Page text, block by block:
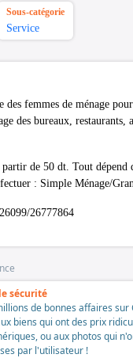
Sous-catégorie
Service
des femmes de ménage
des bureaux, restaurants,
de 50 dt. Tout dépend
: Simple Ménage/
26777864
sécurité
de bonnes affaires sur
biens qui ont des prix
ou aux photos qui
par l'utilisateur !